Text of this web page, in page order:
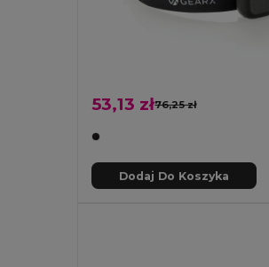
53,13 zł76,25 zł
Dodaj Do Koszyka